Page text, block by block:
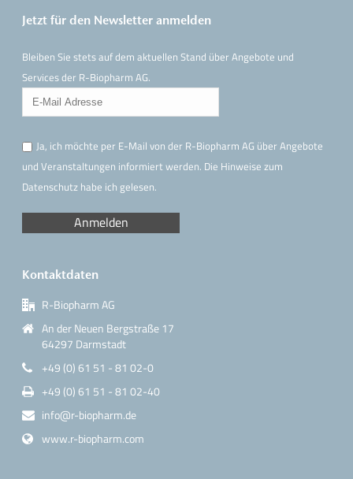
Jetzt für den Newsletter anmelden
Bleiben Sie stets auf dem aktuellen Stand über Angebote und
Services der R-Biopharm AG.
Ja, ich möchte per E-Mail von der R-Biopharm AG über Angebote
und Veranstaltungen informiert werden. Die Hinweisezum
Datenschutz habe ich gelesen.
Kontaktdaten
R-Biopharm AG
An der Neuen Bergstraße 17
64297 Darmstadt
+49 (0) 61 51 - 81 02-0
+49 (0) 61 51 - 81 02-40
info@r-biopharm.de
www.r-biopharm.com